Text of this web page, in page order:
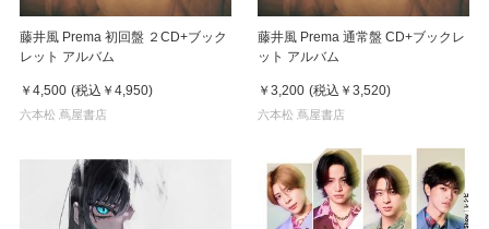
藤井風 Prema 初回盤 ２CD+ブック
レット アルバム
￥4,500 (税込 ￥4,950)
六本松 蔦屋書店
藤井風 Prema 通常盤 CD+ブックレ
ット アルバム
￥3,200 (税込 ￥3,520)
六本松 蔦屋書店